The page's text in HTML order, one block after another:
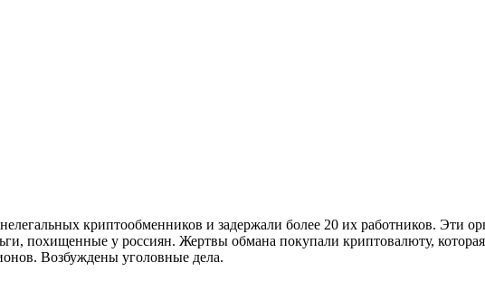
криптообменников и задержали более 20 их работников. Эти
похищенные у россиян. Жертвы обмана покупали криптовалюту, которая
Возбуждены уголовные дела.